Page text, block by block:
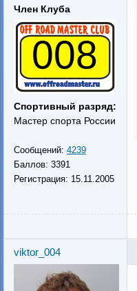
Член Клуба
008
Спортивный разряд:
Мастер спорта России
Сообщений: 4239
Баллов: 3391
Регистрация: 15.11.2005
viktor_004